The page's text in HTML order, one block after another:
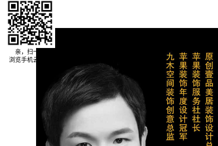
亲，扫一扫
浏览手机云网站